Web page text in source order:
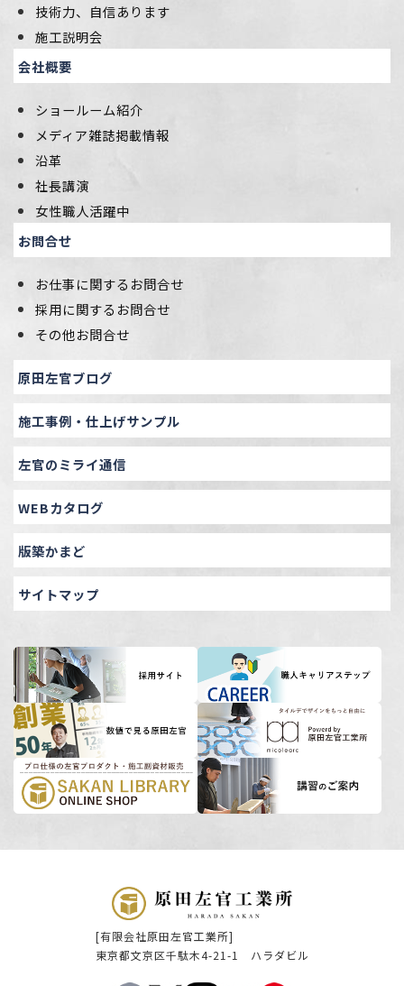
技術力、自信あります
施工説明会
会社概要
ショールーム紹介
メディア雑誌掲載情報
沿革
社長講演
女性職人活躍中
お問合せ
お仕事に関するお問合せ
採用に関するお問合せ
その他お問合せ
原田左官ブログ
施工事例・仕上げサンプル
左官のミライ通信
WEBカタログ
版築かまど
サイトマップ
[有限会社原田左官工業所]
東京都文京区千駄木4-21-1 ハラダビル